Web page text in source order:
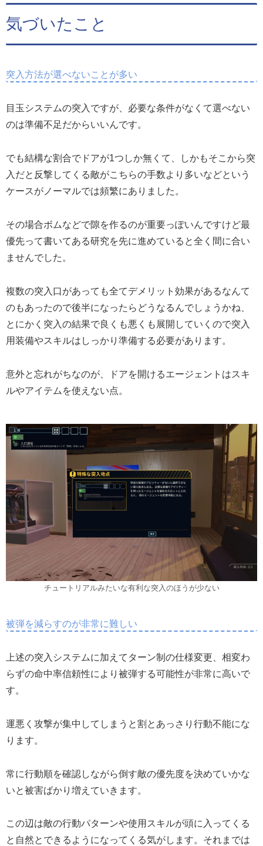
気づいたこと
突入方法が選べないことが多い
目玉システムの突入ですが、必要な条件がなくて選べない
のは準備不足だからいいんです。
でも結構な割合でドアが1つしか無くて、しかもそこから突
入だと反撃してくる敵がこちらの手数より多いなどという
ケースがノーマルでは頻繁にありました。
その場合ボムなどで隙を作るのが重要っぽいんですけど最
優先って書いてある研究を先に進めていると全く間に合い
ませんでした。
複数の突入口があっても全てデメリット効果があるなんて
のもあったので後半になったらどうなるんでしょうかね、
とにかく突入の結果で良くも悪くも展開していくので突入
用装備やスキルはしっかり準備する必要があります。
意外と忘れがちなのが、ドアを開けるエージェントはスキ
ルやアイテムを使えない点。
チュートリアルみたいな有利な突入のほうが少ない
被弾を減らすのが非常に難しい
上述の突入システムに加えてターン制の仕様変更、相変わ
らずの命中率信頼性により被弾する可能性が非常に高いで
す。
運悪く攻撃が集中してしまうと割とあっさり行動不能にな
ります。
常に行動順を確認しながら倒す敵の優先度を決めていかな
いと被害ばかり増えていきます。
この辺は敵の行動パターンや使用スキルが頭に入ってくる
と自然とできるようになってくる気がします。それまでは